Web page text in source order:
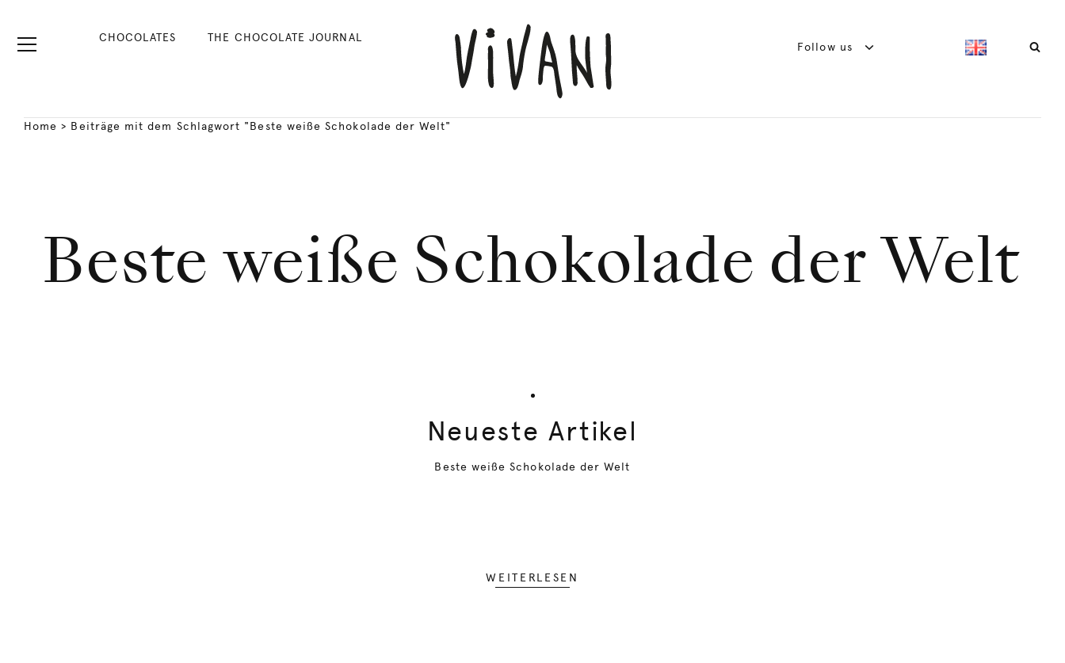
CHOCOLATES THE CHOCOLATE JOURNAL
Follow us
Home > Beiträge mit dem Schlagwort "Beste weiße Schokolade der Welt"
Beste weiße Schokolade der Welt
Neueste Artikel
Beste weiße Schokolade der Welt
WEITERLESEN